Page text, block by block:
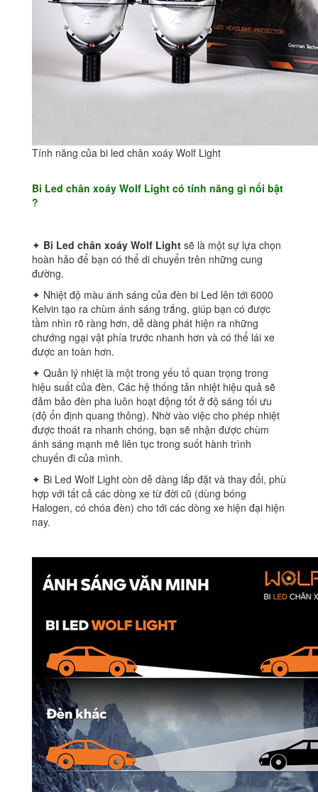
Tính năng của bi led chân xoáy Wolf Light
Bi Led chân xoáy Wolf Light có tính năng gì nổi bật
?
✦ Bi Led chân xoáy Wolf Light sẽ là một sự lựa chọn
hoàn hảo để bạn có thể di chuyển trên những cung
đường.
✦ Nhiệt độ màu ánh sáng của đèn bi Led lên tới 6000
Kelvin tạo ra chùm ánh sáng trắng, giúp bạn có được
tầm nhìn rõ ràng hơn, dễ dàng phát hiện ra những
chướng ngại vật phía trước nhanh hơn và có thể lái xe
được an toàn hơn.
✦ Quản lý nhiệt là một trong yếu tố quan trọng trong
hiệu suất của đèn. Các hệ thống tản nhiệt hiệu quả sẽ
đảm bảo đèn pha luôn hoạt động tốt ở độ sáng tối ưu
(độ ổn định quang thông). Nhờ vào việc cho phép nhiệt
được thoát ra nhanh chóng, bạn sẽ nhận được chùm
ánh sáng mạnh mẽ liên tục trong suốt hành trình
chuyến đi của mình.
✦ Bi Led Wolf Light còn dễ dàng lắp đặt và thay đổi, phù
hợp với tất cả các dòng xe từ đời cũ (dùng bóng
Halogen, có chóa đèn) cho tới các dòng xe hiện đại hiện
nay.